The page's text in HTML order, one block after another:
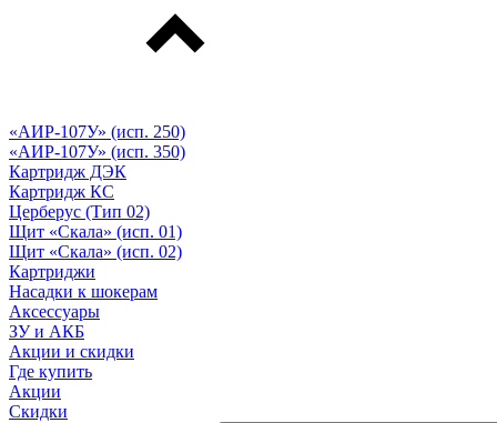
«АИР-107У» (исп. 250)
«АИР-107У» (исп. 350)
Картридж ДЭК
Картридж КС
Церберус (Тип 02)
Щит «Скала» (исп. 01)
Щит «Скала» (исп. 02)
Картриджи
Насадки к шокерам
Аксессуары
ЗУ и АКБ
Акции и скидки
Где купить
Акции
Скидки